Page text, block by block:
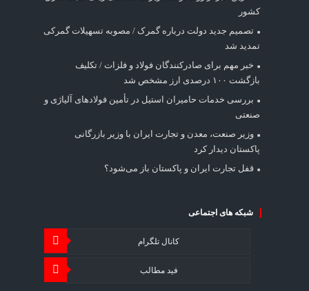
کشور
تصمیم جدید دولت درباره گمرک / مصوبه تسهیلات گمرکی
تمدید شد
خبر مهم برای صادرکنندگان فولاد و فلزات / تکلیف
بازگشت ۱۰۰ درصدی ارز مشخص شد
بررسی خدمات حامیران استیل در تأمین فولادهای آلیاژی و
صنعتی
وزیر صنعت، معدن و تجارت ایران با وزیر بازرگانی
پاکستان دیدار کرد
قفل تجارت ایران و پاکستان باز می‌شود؟
شبکه های اجتماعی
کانال تلگرام
فید مطالب